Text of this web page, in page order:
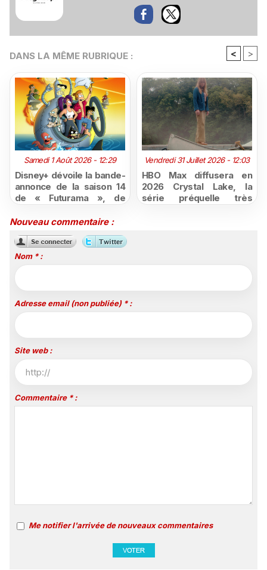
DANS LA MÊME RUBRIQUE : < >
Samedi 1 Août 2026 - 12:29
Disney+ dévoile la bande-
annonce de la saison 14
de « Futurama », de
Vendredi 31 Juillet 2026 - 12:03
HBO Max diffusera en
2026 Crystal Lake, la
série préquelle très
Nouveau commentaire :
Nom * :
Adresse email (non publiée) * :
Site web :
Commentaire * :
Me notifier l'arrivée de nouveaux commentaires